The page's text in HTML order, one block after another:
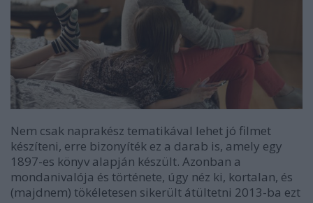
Nem csak naprakész tematikával lehet jó filmet
készíteni, erre bizonyíték ez a darab is, amely egy
1897-es könyv alapján készült. Azonban a
mondanivalója és története, úgy néz ki, kortalan, és
(majdnem) tökéletesen sikerült átültetni 2013-ba ezt